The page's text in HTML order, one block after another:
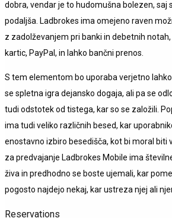
dobra, vendar je to hudomušna bolezen, saj
podaljša. Ladbrokes ima omejeno raven
z zadolževanjem pri banki in debetnih
kartic, PayPal, in lahko bančni prenos.
S tem elementom bo uporaba verjetno
se spletna igra dejansko dogaja, ali pa se
tudi odstotek od tistega, kar so se založili.
ima tudi veliko različnih besed, kar
enostavno izbiro besedišča, kot bi moral biti
za predvajanje Ladbrokes Mobile ima
živa in predhodno se boste ujemali, kar
pogosto najdejo nekaj, kar ustreza njej ali
Reservations